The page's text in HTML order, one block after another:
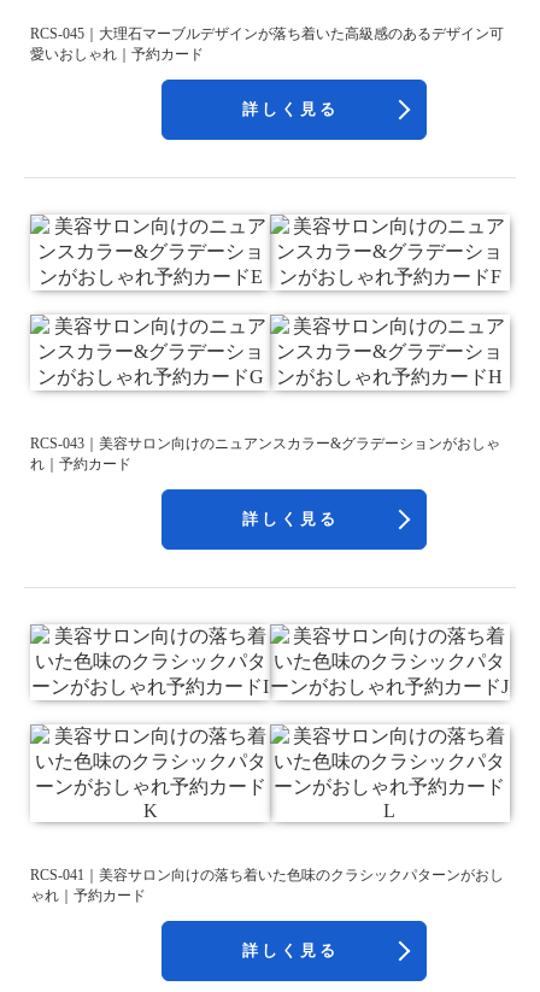
RCS-045｜大理石マーブルデザインが落ち着いた高級感のあるデザイン可
愛いおしゃれ｜予約カード
詳しく見る
RCS-043｜美容サロン向けのニュアンスカラー&グラデーションがおしゃ
れ｜予約カード
詳しく見る
RCS-041｜美容サロン向けの落ち着いた色味のクラシックパターンがおし
ゃれ｜予約カード
詳しく見る